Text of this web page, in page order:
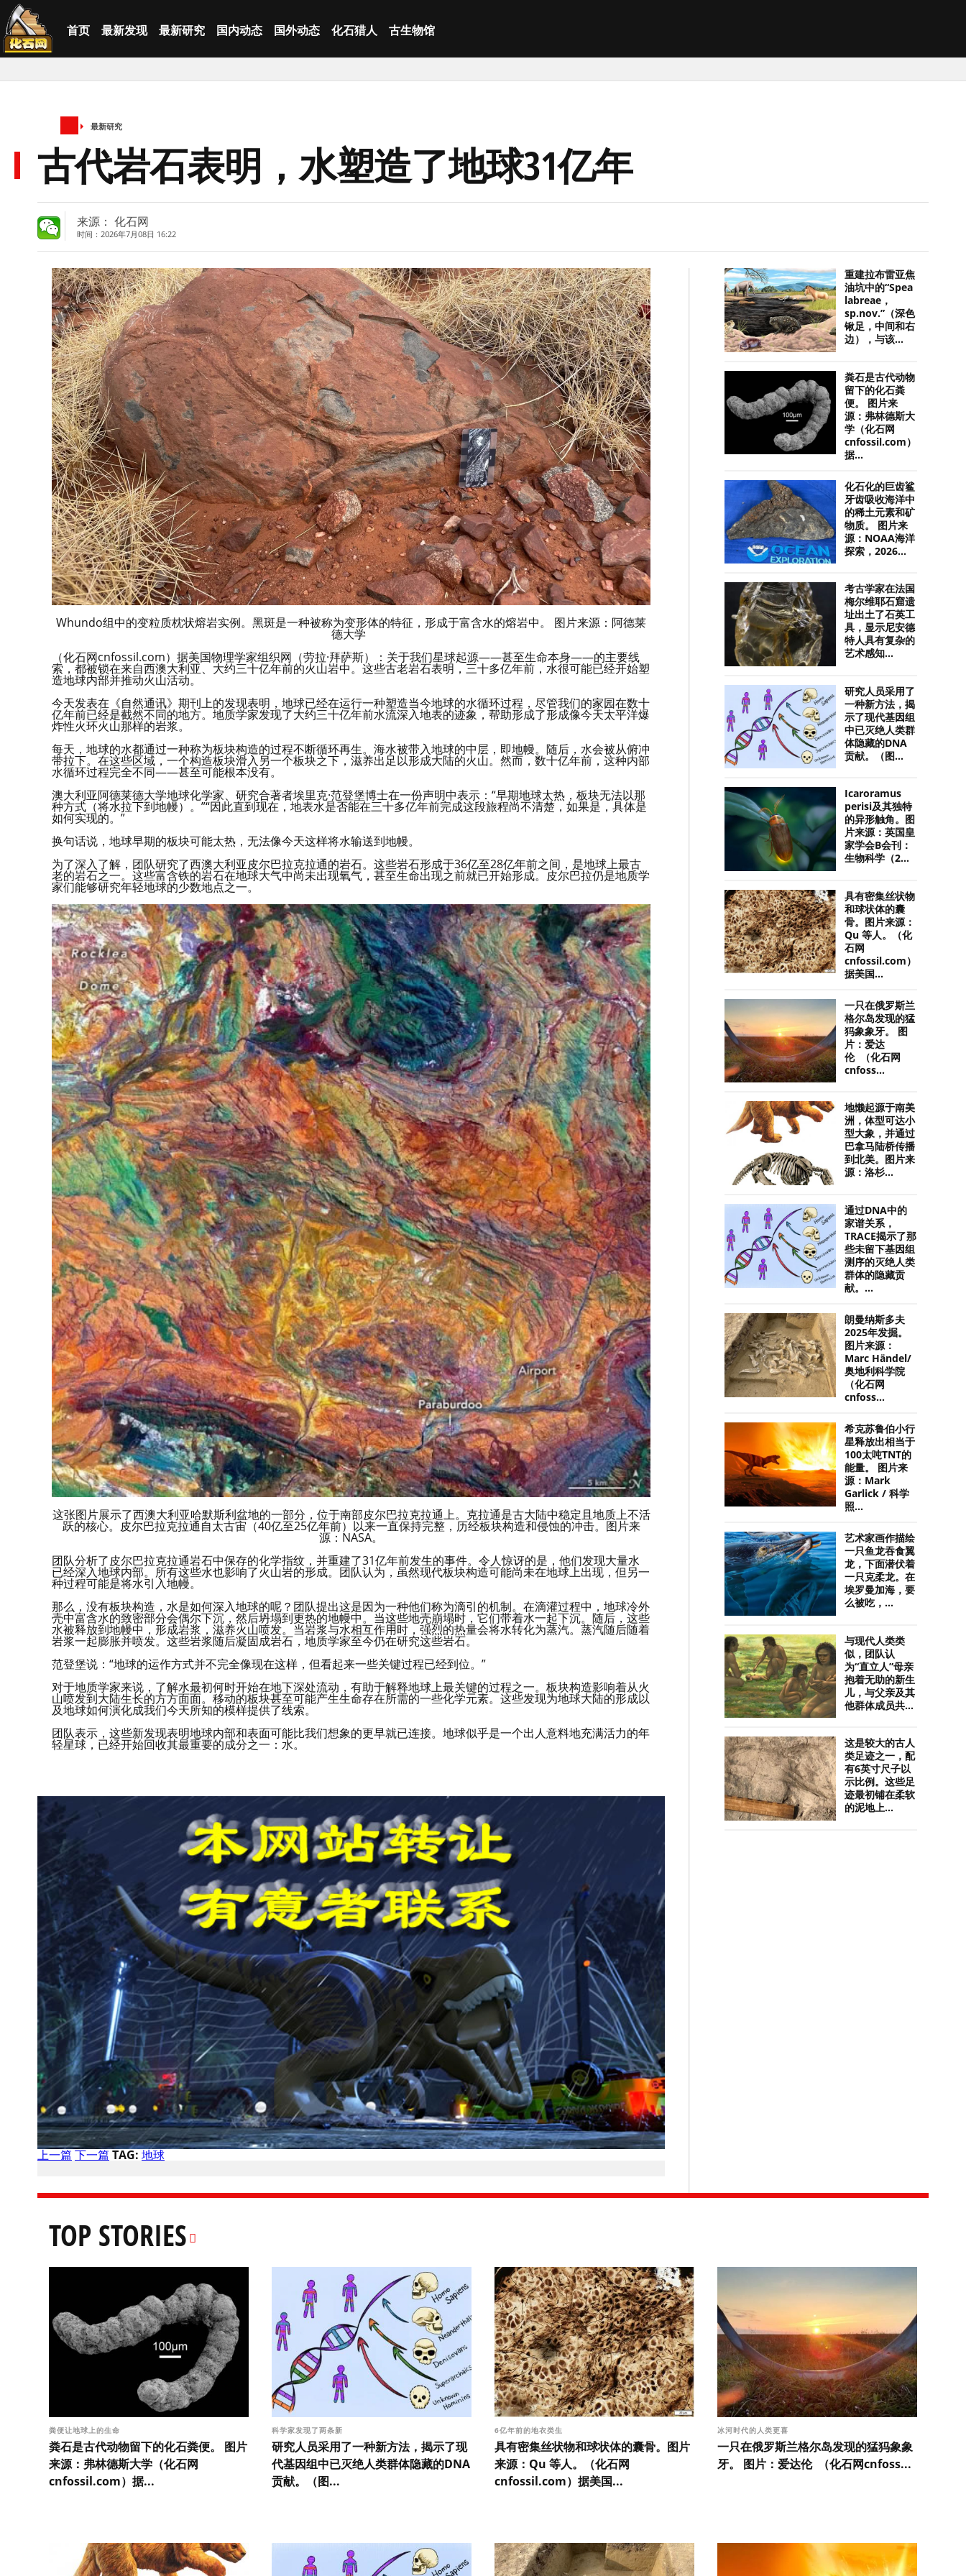
首页 最新发现 最新研究 国内动态 国外动态 化石猎人 古生物馆
最新研究
古代岩石表明，水塑造了地球31亿年
来源： 化石网
时间：2026年7月08日 16:22
Whundo组中的变粒质枕状熔岩实例。黑斑是一种被称为变形体的特征，形成于富含水的熔岩中。 图片来源：阿德莱
德大学
（化石网cnfossil.com）据美国物理学家组织网（劳拉·拜萨斯）：关于我们星球起源——甚至生命本身——的主要线
索，都被锁在来自西澳大利亚、大约三十亿年前的火山岩中。这些古老岩石表明，三十多亿年前，水很可能已经开始塑
造地球内部并推动火山活动。
今天发表在《自然通讯》期刊上的发现表明，地球已经在运行一种塑造当今地球的水循环过程，尽管我们的家园在数十
亿年前已经是截然不同的地方。地质学家发现了大约三十亿年前水流深入地表的迹象，帮助形成了形成像今天太平洋爆
炸性火环火山那样的岩浆。
每天，地球的水都通过一种称为板块构造的过程不断循环再生。海水被带入地球的中层，即地幔。随后，水会被从俯冲
带拉下。在这些区域，一个构造板块滑入另一个板块之下，滋养出足以形成大陆的火山。然而，数十亿年前，这种内部
水循环过程完全不同——甚至可能根本没有。
澳大利亚阿德莱德大学地球化学家、研究合著者埃里克·范登堡博士在一份声明中表示：“早期地球太热，板块无法以那
种方式（将水拉下到地幔）。”“因此直到现在，地表水是否能在三十多亿年前完成这段旅程尚不清楚，如果是，具体是
如何实现的。”
换句话说，地球早期的板块可能太热，无法像今天这样将水输送到地幔。
为了深入了解，团队研究了西澳大利亚皮尔巴拉克拉通的岩石。这些岩石形成于36亿至28亿年前之间，是地球上最古
老的岩石之一。这些富含铁的岩石在地球大气中尚未出现氧气，甚至生命出现之前就已开始形成。皮尔巴拉仍是地质学
家们能够研究年轻地球的少数地点之一。
这张图片展示了西澳大利亚哈默斯利盆地的一部分，位于南部皮尔巴拉克拉通上。克拉通是古大陆中稳定且地质上不活
跃的核心。皮尔巴拉克拉通自太古宙（40亿至25亿年前）以来一直保持完整，历经板块构造和侵蚀的冲击。图片来
源：NASA。
团队分析了皮尔巴拉克拉通岩石中保存的化学指纹，并重建了31亿年前发生的事件。令人惊讶的是，他们发现大量水
已经深入地球内部。所有这些水也影响了火山岩的形成。团队认为，虽然现代板块构造可能尚未在地球上出现，但另一
种过程可能是将水引入地幔。
那么，没有板块构造，水是如何深入地球的呢？团队提出这是因为一种他们称为滴引的机制。在滴灌过程中，地球冷外
壳中富含水的致密部分会偶尔下沉，然后坍塌到更热的地幔中。当这些地壳崩塌时，它们带着水一起下沉。随后，这些
水被释放到地幔中，形成岩浆，滋养火山喷发。当岩浆与水相互作用时，强烈的热量会将水转化为蒸汽。蒸汽随后随着
岩浆一起膨胀并喷发。这些岩浆随后凝固成岩石，地质学家至今仍在研究这些岩石。
范登堡说：“地球的运作方式并不完全像现在这样，但看起来一些关键过程已经到位。”
对于地质学家来说，了解水最初何时开始在地下深处流动，有助于解释地球上最关键的过程之一。板块构造影响着从火
山喷发到大陆生长的方方面面。移动的板块甚至可能产生生命存在所需的一些化学元素。这些发现为地球大陆的形成以
及地球如何演化成我们今天所知的模样提供了线索。
团队表示，这些新发现表明地球内部和表面可能比我们想象的更早就已连接。地球似乎是一个出人意料地充满活力的年
轻星球，已经开始回收其最重要的成分之一：水。
上一篇 下一篇 TAG: 地球
重建拉布雷亚焦
油坑中的“Spea
labreae，
sp.nov.”（深色
锹足，中间和右
边），与该...
粪石是古代动物
留下的化石粪
便。 图片来
源：弗林德斯大
学（化石网
cnfossil.com）
据...
化石化的巨齿鲨
牙齿吸收海洋中
的稀土元素和矿
物质。 图片来
源：NOAA海洋
探索，2026...
考古学家在法国
梅尔维耶石窟遗
址出土了石英工
具，显示尼安德
特人具有复杂的
艺术感知...
研究人员采用了
一种新方法，揭
示了现代基因组
中已灭绝人类群
体隐藏的DNA
贡献。（图...
Icaroramus
perisi及其独特
的异形触角。图
片来源：英国皇
家学会B会刊：
生物科学（2...
具有密集丝状物
和球状体的囊
骨。图片来源：
Qu 等人。（化
石网
cnfossil.com）
据美国...
一只在俄罗斯兰
格尔岛发现的猛
犸象象牙。 图
片：爱达
伦 （化石网
cnfoss...
地懒起源于南美
洲，体型可达小
型大象，并通过
巴拿马陆桥传播
到北美。图片来
源：洛杉...
通过DNA中的
家谱关系，
TRACE揭示了那
些未留下基因组
测序的灭绝人类
群体的隐藏贡
献。...
朗曼纳斯多夫
2025年发掘。
图片来源：
Marc Händel/
奥地利科学院
（化石网
cnfoss...
希克苏鲁伯小行
星释放出相当于
100太吨TNT的
能量。 图片来
源：Mark
Garlick / 科学
照...
艺术家画作描绘
一只鱼龙吞食翼
龙，下面潜伏着
一只克柔龙。在
埃罗曼加海，要
么被吃，...
与现代人类类
似，团队认
为“直立人”母亲
抱着无助的新生
儿，与父亲及其
他群体成员共...
这是较大的古人
类足迹之一，配
有6英寸尺子以
示比例。这些足
迹最初铺在柔软
的泥地上...
TOP STORIES
粪便让地球上的生命
粪石是古代动物留下的化石粪便。 图片
来源：弗林德斯大学（化石网
cnfossil.com）据...
科学家发现了两条新
研究人员采用了一种新方法，揭示了现
代基因组中已灭绝人类群体隐藏的DNA
贡献。（图...
6亿年前的地衣类生
具有密集丝状物和球状体的囊骨。图片
来源：Qu 等人。（化石网
cnfossil.com）据美国...
冰河时代的人类更喜
一只在俄罗斯兰格尔岛发现的猛犸象象
牙。 图片：爱达伦 （化石网cnfoss...